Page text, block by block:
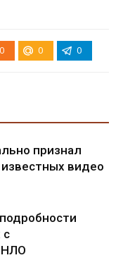
0 0 0
признал
видео
с